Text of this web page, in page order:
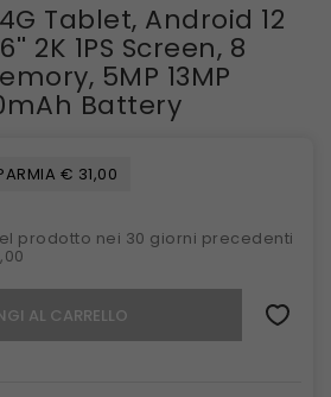
4G Tablet, Android 12
2K 1PS Screen, 8
5MP 13MP
Battery
€ 31,00
prodotto nei 30 giorni precedenti
AL CARRELLO